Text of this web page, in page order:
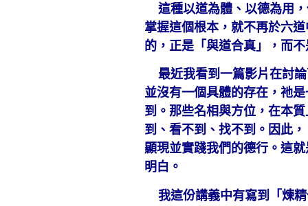
這種以道為體、以德為用，
掌握這個根本，就不再於六
的，正是「與道合真」，而
最近我看到一篇影片在討論
並沒有一個具體的存在，祂
到。那些名相與方位，在本
到、看不到、找不到。因此
顯現並實踐我們的德行。這
明白。
我這份講義中有寫到「煉